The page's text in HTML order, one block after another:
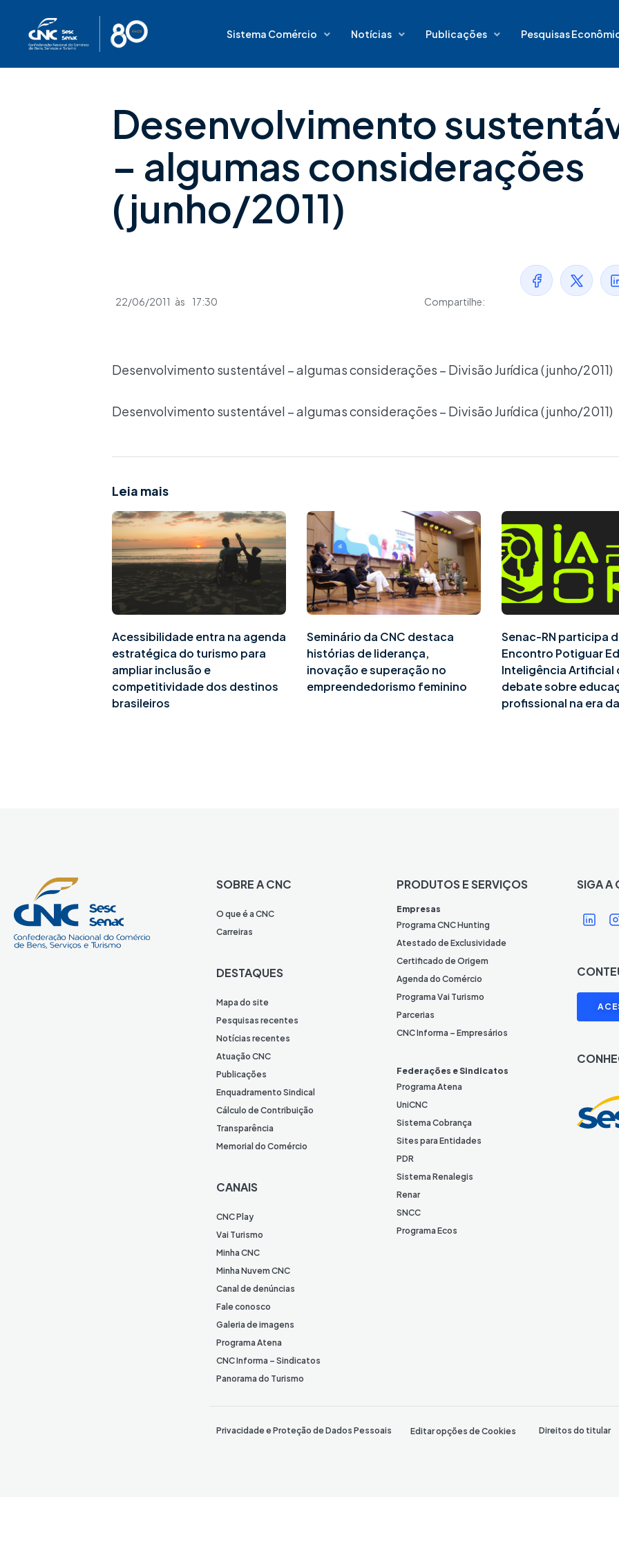
Sistema Comércio Notícias Publicações Pesquisas
Desenvolvimento
– algumas considerações
(junho/2011)
22/06/2011 às 17:30 Compartilhe:
Desenvolvimento sustentável – algumas considerações – Divisão Jurídica (junho/2011)
Desenvolvimento sustentável – algumas considerações – Divisão Jurídica (junho/2011)
Leia mais
Acessibilidade entra na agenda
estratégica do turismo para
ampliar inclusão e
competitividade dos destinos
brasileiros
Seminário da CNC destaca
histórias de liderança,
inovação e superação no
empreendedorismo feminino
Senac-RN participa
Encontro Potiguar
Inteligência Artificial
debate sobre
profissional na era
SOBRE A CNC
O que é a CNC
Carreiras
DESTAQUES
Mapa do site
Pesquisas recentes
Notícias recentes
Atuação CNC
Publicações
Enquadramento Sindical
Cálculo de Contribuição
Transparência
Memorial do Comércio
CANAIS
CNC Play
Vai Turismo
Minha CNC
Minha Nuvem CNC
Canal de denúncias
Fale conosco
Galeria de imagens
Programa Atena
CNC Informa – Sindicatos
Panorama do Turismo
PRODUTOS E SERVIÇOS
Empresas
Programa CNC Hunting
Atestado de Exclusividade
Certificado de Origem
Agenda do Comércio
Programa Vai Turismo
Parcerias
CNC Informa – Empresários
Federações e Sindicatos
Programa Atena
UniCNC
Sistema Cobrança
Sites para Entidades
PDR
Sistema Renalegis
Renar
SNCC
Programa Ecos
SIGA A
Í
c
n
e
L
i
k
e
I
n
Í
I
Privacidade e Proteção de Dados Pessoais Editar opções de Cookies Direitos do titular